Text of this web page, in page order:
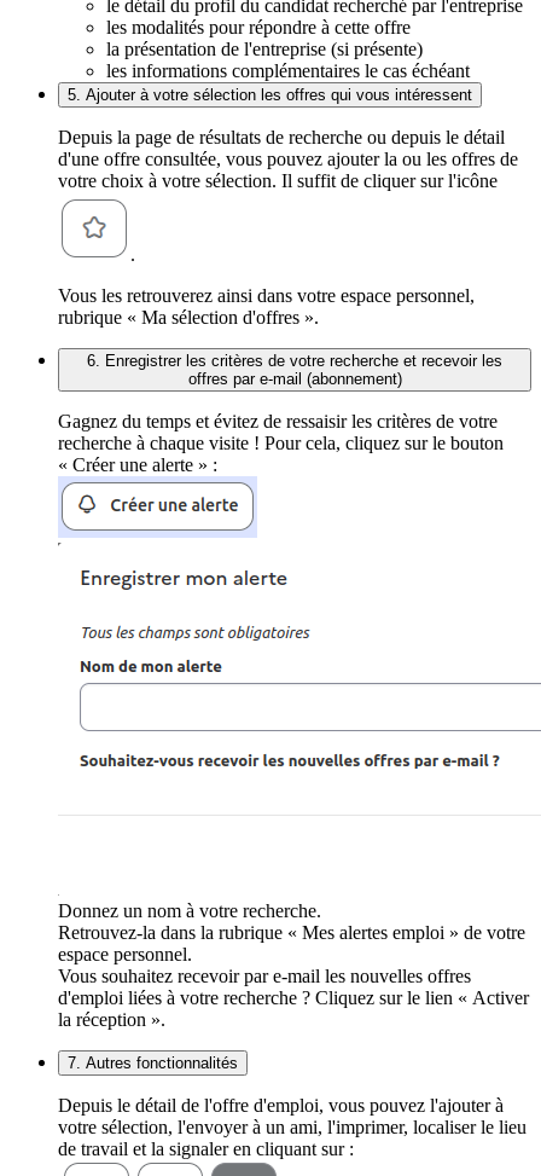
le détail du profil du candidat recherché par l'entreprise
les modalités pour répondre à cette offre
la présentation de l'entreprise (si présente)
les informations complémentaires le cas échéant
5. Ajouter à votre sélection les offres qui vous intéressent
Depuis la page de résultats de recherche ou depuis le détail
d'une offre consultée, vous pouvez ajouter la ou les offres de
votre choix à votre sélection. Il suffit de cliquer sur l'icône
.
Vous les retrouverez ainsi dans votre espace personnel,
rubrique « Ma sélection d'offres ».
6. Enregistrer les critères de votre recherche et recevoir les
offres par e-mail (abonnement)
Gagnez du temps et évitez de ressaisir les critères de votre
recherche à chaque visite ! Pour cela, cliquez sur le bouton
« Créer une alerte » :
Donnez un nom à votre recherche.
Retrouvez-la dans la rubrique « Mes alertes emploi » de votre
espace personnel.
Vous souhaitez recevoir par e-mail les nouvelles offres
d'emploi liées à votre recherche ? Cliquez sur le lien « Activer
la réception ».
7. Autres fonctionnalités
Depuis le détail de l'offre d'emploi, vous pouvez l'ajouter à
votre sélection, l'envoyer à un ami, l'imprimer, localiser le lieu
de travail et la signaler en cliquant sur :